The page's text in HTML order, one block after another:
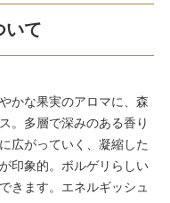
いて
かな果実のアロマに、森
。多層で深みのある香り
広がっていく、凝縮した
印象的。ボルゲリらしい
きます。エネルギッシュ